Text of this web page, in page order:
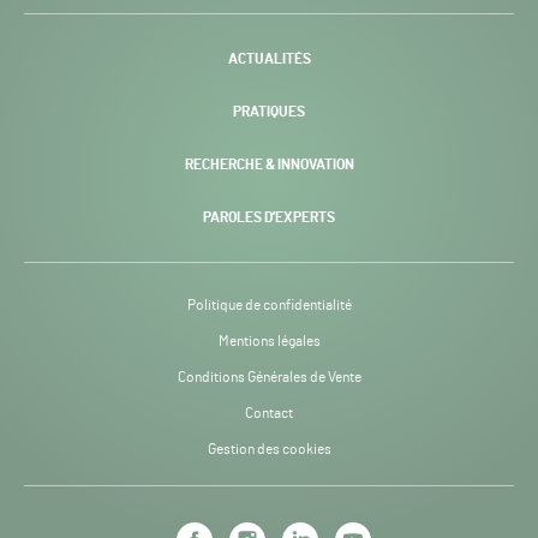
-
ACTUALITÉS
PRATIQUES
RECHERCHE & INNOVATION
PAROLES D’EXPERTS
Politique de confidentialité
Mentions légales
Conditions Générales de Vente
Contact
Gestion des cookies